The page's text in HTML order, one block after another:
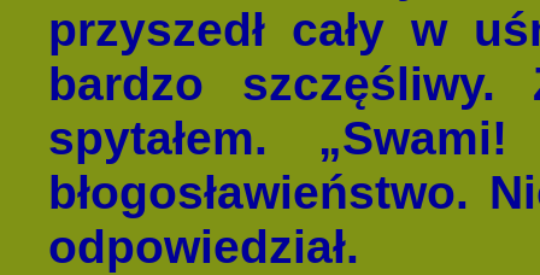
przyszedł cały w
bardzo
spytałem.
błogosławieństwo.
odpowiedział.